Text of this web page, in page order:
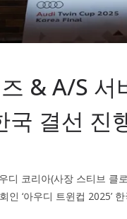
& A/S 서
국 결선 진
디 코리아(사장 스티브 클
인 ‘아우디 트윈컵 2025’